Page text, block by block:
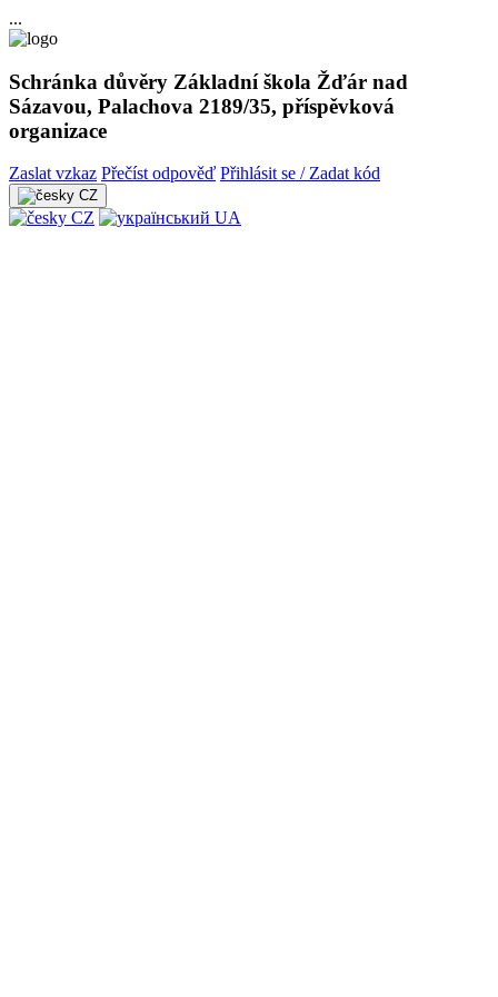
...
Schránka důvěry Základní škola Žďár nad
Sázavou, Palachova 2189/35, příspěvková
organizace
Zaslat vzkaz Přečíst odpověď Přihlásit se / Zadat kód
CZ
CZ UA